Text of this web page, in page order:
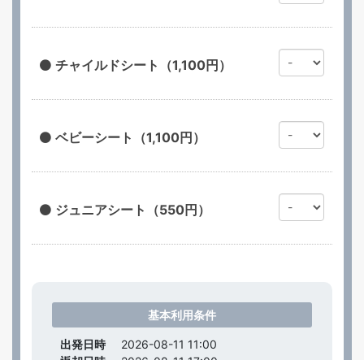
チャイルドシート（1,100円）
ベビーシート（1,100円）
ジュニアシート（550円）
基本利用条件
出発日時
2026-08-11 11:00